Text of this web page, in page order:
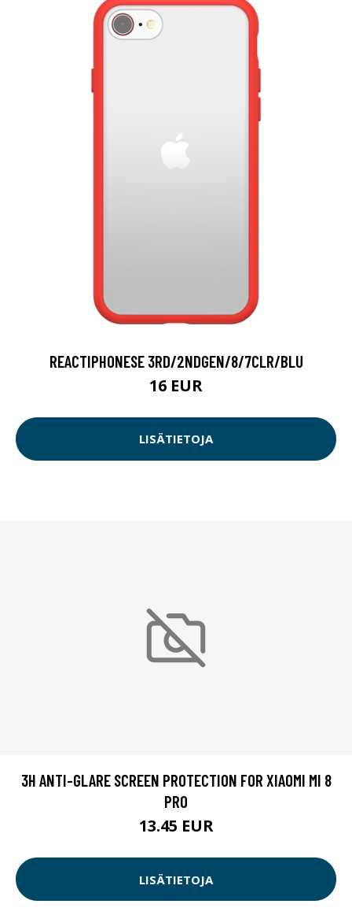
REACTIPHONESE 3RD/2NDGEN/8/7CLR/BLU
16 EUR
LISÄTIETOJA
3H ANTI-GLARE SCREEN PROTECTION FOR XIAOMI MI 8
PRO
13.45 EUR
LISÄTIETOJA